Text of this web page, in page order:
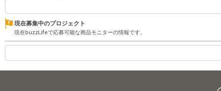
現在募集中のプロジェクト
現在buzzLifeで応募可能な商品モニターの情報です。